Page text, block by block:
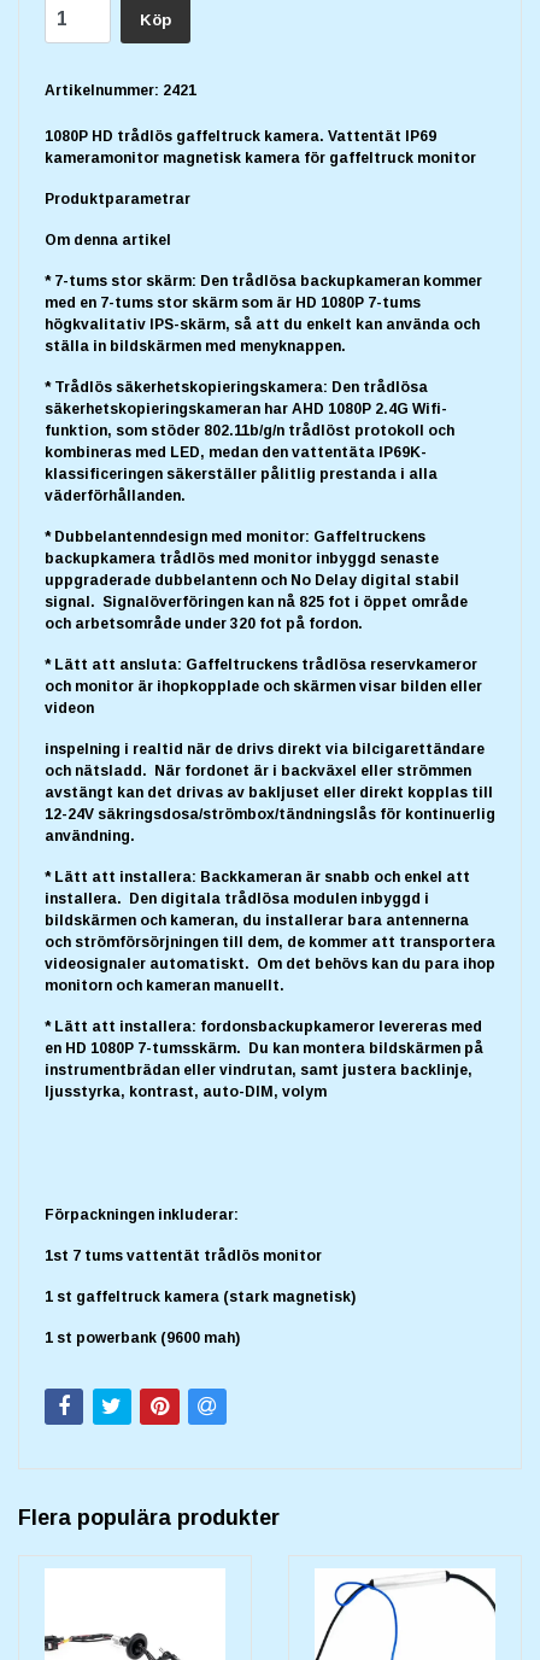
Köp
Artikelnummer: 2421
1080P HD trådlös gaffeltruck kamera. Vattentät IP69
kameramonitor magnetisk kamera för gaffeltruck monitor
Produktparametrar
Om denna artikel
* 7-tums stor skärm: Den trådlösa backupkameran kommer
med en 7-tums stor skärm som är HD 1080P 7-tums
högkvalitativ IPS-skärm, så att du enkelt kan använda och
ställa in bildskärmen med menyknappen.
* Trådlös säkerhetskopieringskamera: Den trådlösa
säkerhetskopieringskameran har AHD 1080P 2.4G Wifi-
funktion, som stöder 802.11b/g/n trådlöst protokoll och
kombineras med LED, medan den vattentäta IP69K-
klassificeringen säkerställer pålitlig prestanda i alla
väderförhållanden.
* Dubbelantenndesign med monitor: Gaffeltruckens
backupkamera trådlös med monitor inbyggd senaste
uppgraderade dubbelantenn och No Delay digital stabil
signal. Signalöverföringen kan nå 825 fot i öppet område
och arbetsområde under 320 fot på fordon.
* Lätt att ansluta: Gaffeltruckens trådlösa reservkameror
och monitor är ihopkopplade och skärmen visar bilden eller
videon
inspelning i realtid när de drivs direkt via bilcigarettändare
och nätsladd. När fordonet är i backväxel eller strömmen
avstängt kan det drivas av bakljuset eller direkt kopplas till
12-24V säkringsdosa/strömbox/tändningslås för kontinuerlig
användning.
* Lätt att installera: Backkameran är snabb och enkel att
installera. Den digitala trådlösa modulen inbyggd i
bildskärmen och kameran, du installerar bara antennerna
och strömförsörjningen till dem, de kommer att transportera
videosignaler automatiskt. Om det behövs kan du para ihop
monitorn och kameran manuellt.
* Lätt att installera: fordonsbackupkameror levereras med
en HD 1080P 7-tumsskärm. Du kan montera bildskärmen på
instrumentbrädan eller vindrutan, samt justera backlinje,
ljusstyrka, kontrast, auto-DIM, volym
Förpackningen inkluderar:
1st 7 tums vattentät trådlös monitor
1 st gaffeltruck kamera (stark magnetisk)
1 st powerbank (9600 mah)
Flera populära produkter